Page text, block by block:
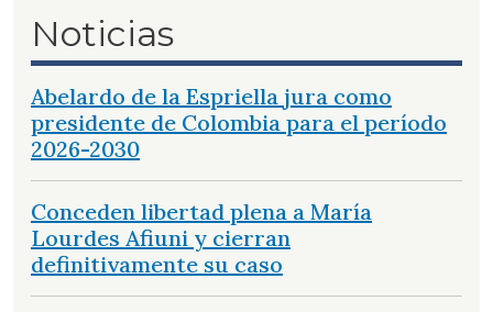
Noticias
Abelardo de la Espriella jura como
presidente de Colombia para el período
2026-2030
Conceden libertad plena a María
Lourdes Afiuni y cierran
definitivamente su caso